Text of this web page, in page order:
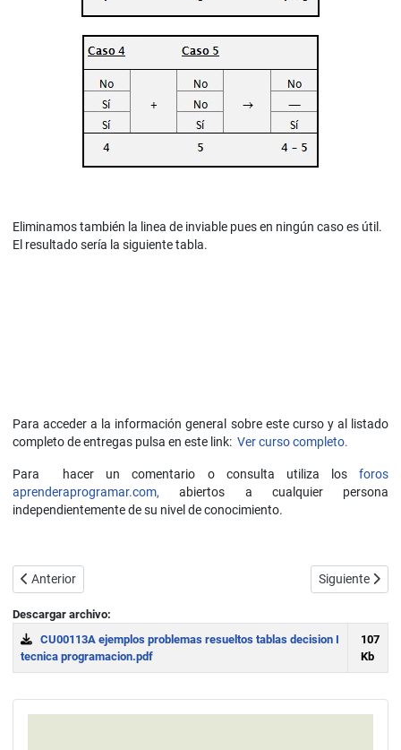
Eliminamos también la linea de inviable pues en ningún caso es útil.
El resultado sería la siguiente tabla.
Para acceder a la información general sobre este curso y al listado
completo de entregas pulsa en este link: Ver curso completo.
Para hacer un comentario o consulta utiliza losforos
aprenderaprogramar.com, abiertos a cualquier persona
independientemente de su nivel de conocimiento.
Artículo anterior: ¿Qué es y para qué sirve una tabla de decisión?
Anterior Artículo
Siguiente
Descargar archivo:
CU00113A ejemplos problemas resueltos tablas decision I
tecnica programacion.pdf
107
Kb